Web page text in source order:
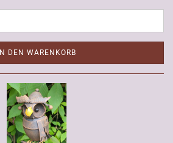
IN DEN WARENKORB